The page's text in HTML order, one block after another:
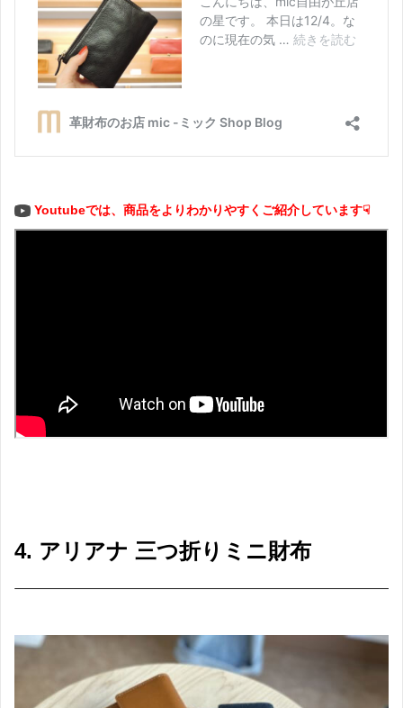
Youtubeでは、商品をよりわかりやすくご紹介しています☟
4. アリアナ 三つ折りミニ財布